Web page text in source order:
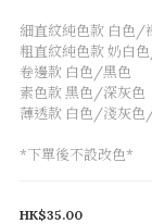
細直紋純色款 白色
粗直紋純色款 奶白
卷邊款 白色/黑色
素色款 黑色/深灰色
薄透款 白色/淺灰色
*下單後不設改色*
HK$35.00